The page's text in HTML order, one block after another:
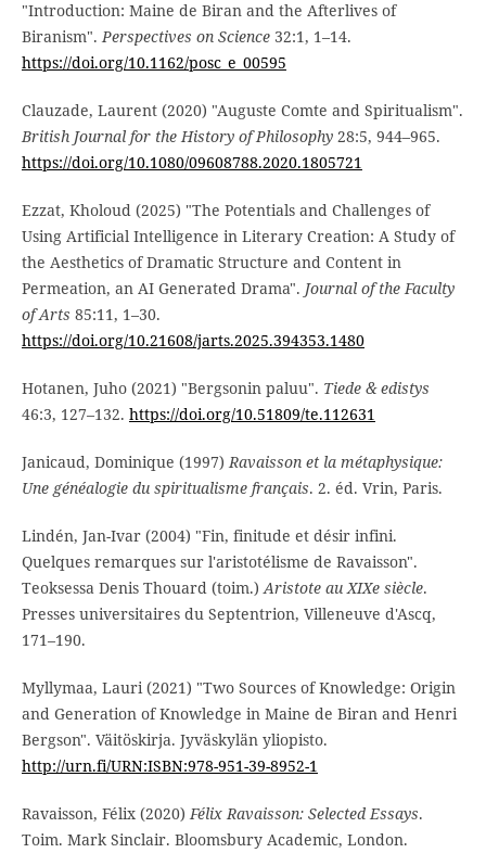
"Introduction: Maine de Biran and the Afterlives of
Biranism".Perspectives on Science32:1, 1–14.
https://doi.org/10.1162/posc_e_00595
Clauzade, Laurent (2020) "Auguste Comte and Spiritualism".
British Journal for the History of Philosophy28:5, 944–965.
https://doi.org/10.1080/09608788.2020.1805721
Ezzat, Kholoud (2025) "The Potentials and Challenges of
Using Artificial Intelligence in Literary Creation: A Study of
the Aesthetics of Dramatic Structure and Content in
Permeation, an AI Generated Drama". Journal of the Faculty
of Arts 85:11, 1–30.
https://doi.org/10.21608/jarts.2025.394353.1480
Hotanen, Juho (2021) "Bergsonin paluu". Tiede & edistys
46:3, 127–132. https://doi.org/10.51809/te.112631
Janicaud, Dominique (1997)Ravaisson et la métaphysique:
Une généalogie du spiritualisme français. 2. éd. Vrin, Paris.
Lindén, Jan-Ivar (2004) "Fin, finitude et désir infini.
Quelques remarques sur l'aristotélisme de Ravaisson".
Teoksessa Denis Thouard (toim.)Aristote au XIXe siècle.
Presses universitaires du Septentrion, Villeneuve d'Ascq,
171–190.
Myllymaa, Lauri (2021) "Two Sources of Knowledge: Origin
and Generation of Knowledge in Maine de Biran and Henri
Bergson". Väitöskirja. Jyväskylän yliopisto.
http://urn.fi/URN:ISBN:978-951-39-8952-1
Ravaisson, Félix (2020)Félix Ravaisson: Selected Essays.
Toim. Mark Sinclair. Bloomsbury Academic, London.